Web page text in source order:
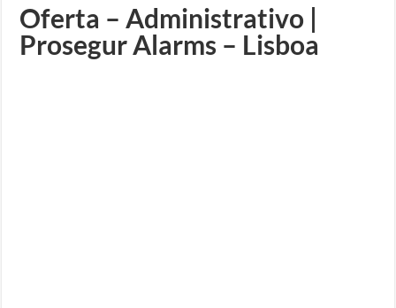
Oferta – Administrativo |
Prosegur Alarms – Lisboa